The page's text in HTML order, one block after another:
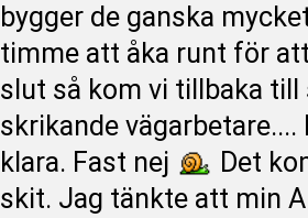
bygger de ganska
timme att åka runt för
slut så kom vi tillbaka
skrikande
klara. Fast nej
Det
skit. Jag tänkte att min